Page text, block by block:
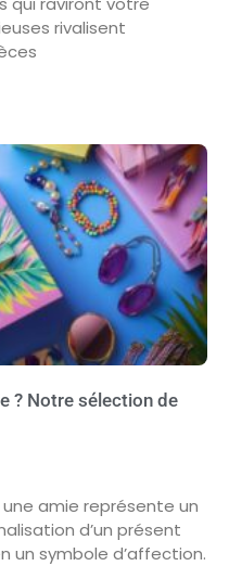
rivalisent
? Notre sélection de
amie représente un
d’un présent
un symbole d’affection.